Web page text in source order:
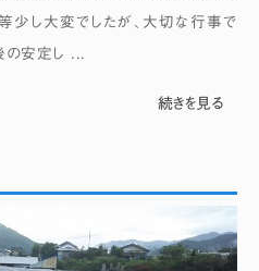
少し大変でしたが、大切な行事で
の安定し ...
続きを見る